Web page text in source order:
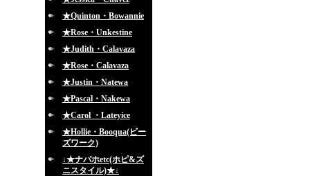
★Quinton・Bowannie
★Rose・Unkestine
★Judith・Calavaza
★Rose・Calavaza
★Justin・Natewa
★Pascal・Nakewa
★Carol ・Lateyice
★Hollie・Booqua(ビー
ズワーク)
↓★ナバホetc(ホピ&ズ
ニスタイル)★↓